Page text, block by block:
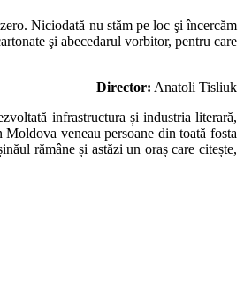
Niciodată nu stăm pe loc şi încercăm
şi abecedarul vorbitor, pentru care
Director: Anatoli Tisliuk
infrastructura și industria literară,
veneau persoane din toată fosta
rămâne și astăzi un oraș care citește,